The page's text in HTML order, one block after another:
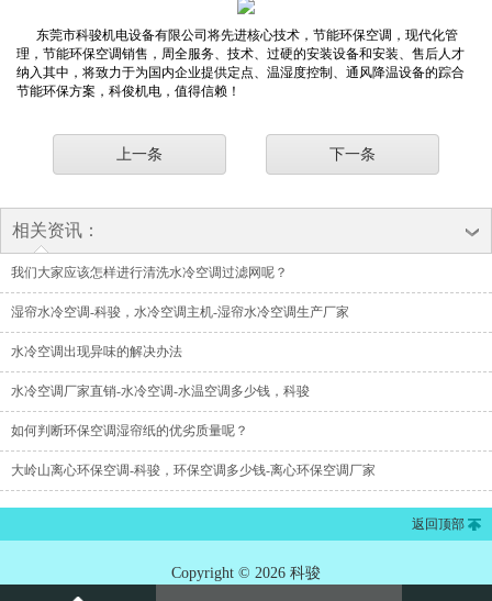
东莞市科骏机电设备有限公司将先进核心技术，节能环保空调，现代化管
理，节能环保空调销售，周全服务、技术、过硬的安装设备和安装、售后人才
纳入其中，将致力于为国内企业提供定点、温湿度控制、通风降温设备的踪合
节能环保方案，科俊机电，值得信赖！
上一条 下一条
相关资讯：
我们大家应该怎样进行清洗水冷空调过滤网呢？
湿帘水冷空调-科骏，水冷空调主机-湿帘水冷空调生产厂家
水冷空调出现异味的解决办法
水冷空调厂家直销-水冷空调-水温空调多少钱，科骏
如何判断环保空调湿帘纸的优劣质量呢？
大岭山离心环保空调-科骏，环保空调多少钱-离心环保空调厂家
返回顶部
Copyright © 2026 科骏